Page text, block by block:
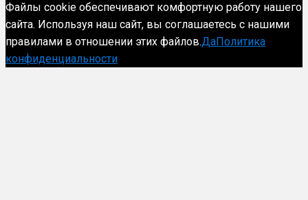
Файлы cookie обеспечивают комфортную работу нашего
сайта. Используя наш сайт, вы соглашаетесь с нашими
правилами в отношении этих файлов.ДаПолитика
конфиденциальности